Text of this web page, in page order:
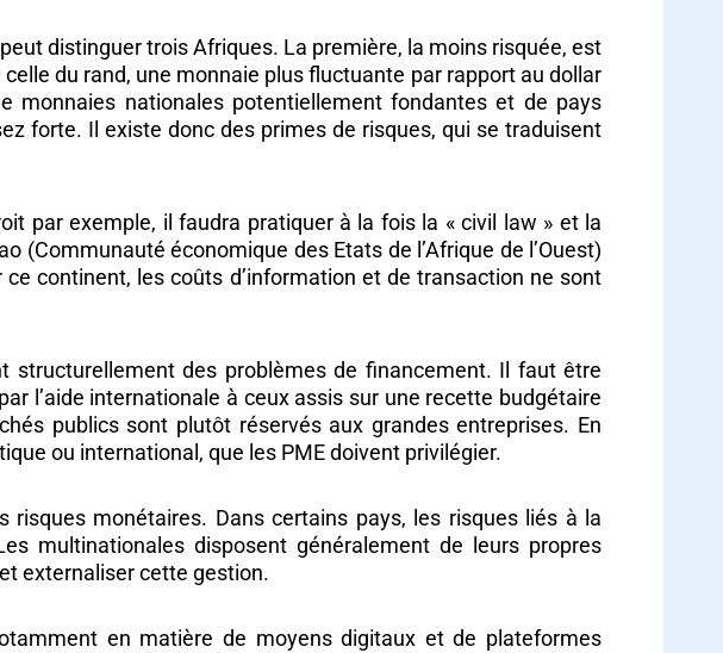
distinguer trois Afriques. La première, la moins risquée, est
du rand, une monnaie plus fluctuante par rapport au dollar
monnaies nationales potentiellement fondantes et de pays
forte. Il existe donc des primes de risques, qui se traduisent
par exemple, il faudra pratiquer à la fois la « civil law » et la
(Communauté économique des Etats de l’Afrique de l’Ouest)
continent, les coûts d’information et de transaction ne sont
structurellement des problèmes de financement. Il faut être
l’aide internationale à ceux assis sur une recette budgétaire
publics sont plutôt réservés aux grandes entreprises. En
ou international, que les PME doivent privilégier.
monétaires. Dans certains pays, les risques liés à la
multinationales disposent généralement de leurs propres
externaliser cette gestion.
en matière de moyens digitaux et de plateformes